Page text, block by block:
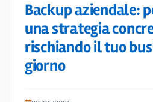
Backup aziendale:
una strategia
rischiando il tuo
giorno